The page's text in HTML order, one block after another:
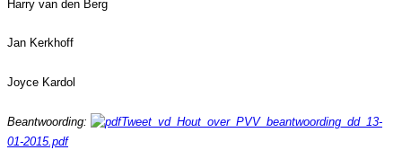
Harry van den Berg
Jan Kerkhoff
Joyce Kardol
Beantwoording:
Tweet_vd_Hout_over_PVV_beantwoording_dd_13-
01-2015.pdf